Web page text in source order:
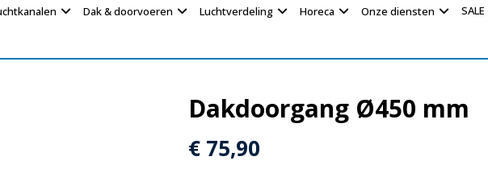
Dak & doorvoeren Luchtverdeling Horeca Onze diensten SALE
Dakdoorgang Ø450 mm
€ 75,90